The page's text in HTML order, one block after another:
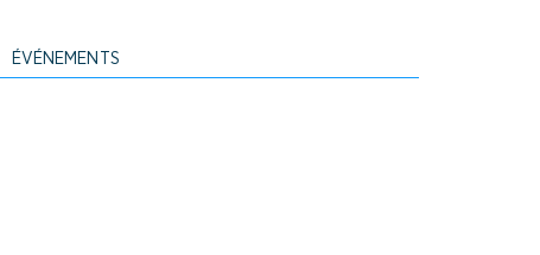
ÉVÉNEMENTS